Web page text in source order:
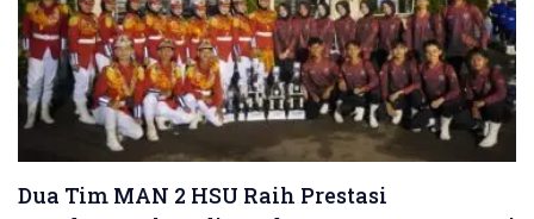
Dua Tim MAN 2 HSU Raih Prestasi